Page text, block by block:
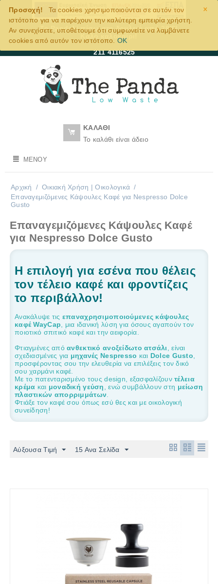
×
Προσοχή!
Τα cookies χρησιμοποιούνται σε αυτόν τον
ιστότοπο για να παρέχουν την καλύτερη εμπειρία χρήστη.
Αν συνεχίσετε, υποθέτουμε ότι συμφωνείτε να λαμβάνετε
cookies από αυτόν τον ιστότοπο. OK
Το Pandaki πίσω στη δουλειά από 28/8!
Καλό καλοκαίρι!
211 4116525
ΚΑΛΆΘΙ
Το καλάθι είναι άδειο
ΜΕΝΟΎ
Αρχική / Οικιακή Χρήση | Oικολογικά /
Eπαναγεμιζόμενες Κάψουλες Καφέ για Nespresso Dolce
Gusto
Eπαναγεμιζόμενες Κάψουλες Καφέ
για Nespresso Dolce Gusto
Η επιλογή για εσένα που θέλεις
τον τέλειο καφέ και φροντίζεις
το περιβάλλον!
Ανακάλυψε τις επαναχρησιμοποιούμενες κάψουλες
καφέ WayCap , μια ιδανική λύση για όσους αγαπούν τον
ποιοτικό σπιτικό καφέ και την αειφορία.
Φτιαγμένες απόανθεκτικό ανοξείδωτο ατσάλι
, είναι
σχεδιασμένες για μηχανές Nespresso και Dolce Gusto
προσφέροντας σου την ελευθερία να επιλέξεις τον δικό
σου χαρμάνι καφέ.
Με το πατενταρισμένο τους design, εξασφαλίζουντέλεια
κρέμα και μοναδική γεύση , ενώ συμβάλλουν στη μείωση
πλαστικών απορριμμάτων
Φτιάξε τον καφέ σου όπως εσύ θες και με οικολογική
συνείδηση!
Αύξουσα Τιμή 15 Ανα Σελίδα